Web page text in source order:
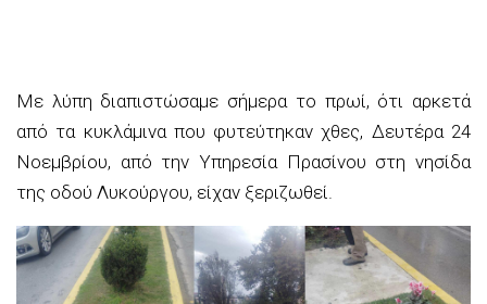
Με λύπη διαπιστώσαμε σήμερα το πρωί, ότι αρκετά
από τα κυκλάμινα που φυτεύτηκαν χθες, Δευτέρα 24
Νοεμβρίου, από την Υπηρεσία Πρασίνου στη νησίδα
της οδού Λυκούργου, είχαν ξεριζωθεί.